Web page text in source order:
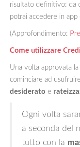
risultato definitivo: da
potrai accedere in
(Approfondimento:
Come utilizzare
Una volta approvata
cominciare ad
desiderato e
Ogni volta
a seconda del
tutto con la